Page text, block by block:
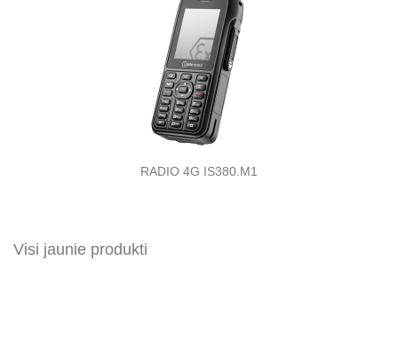
RADIO 4G IS380.M1
Visi jaunie produkti